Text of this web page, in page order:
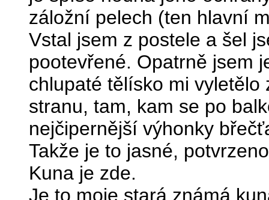
záložní pelech (ten hlavní
Vstal jsem z postele a šel
pootevřené. Opatrně jsem
chlupaté tělísko mi
stranu, tam, kam se po
nejčipernější výhonky
Takže je to jasné,
Kuna je zde.
Je to moje stará známá